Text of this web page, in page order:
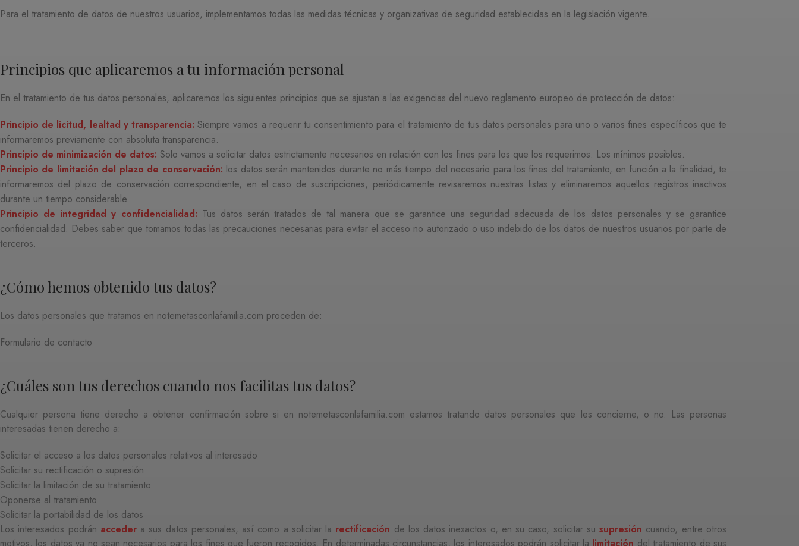
Para el tratamiento de datos de nuestros usuarios, implementamos todas las medidas técnicas y organizativas de seguridad establecidas en la legislación vigente.
Principios que aplicaremos a tu información personal
En el tratamiento de tus datos personales, aplicaremos los siguientes principios que se ajustan a las exigencias del nuevo reglamento europeo de protección de datos:
Principio de licitud, lealtad y transparencia:Siempre vamos a requerir tu consentimiento para el tratamiento de tus datos personales para uno o varios fines específicos que te
informaremos previamente con absoluta transparencia.
Principio de minimización de datos: Solo vamos a solicitar datos estrictamente necesarios en relación con los fines para los que los requerimos. Los mínimos posibles.
Principio de limitación del plazo de conservación: los datos serán mantenidos durante no más tiempo del necesario para los fines del tratamiento, en función a la finalidad, te
informaremos del plazo de conservación correspondiente, en el caso de suscripciones, periódicamente revisaremos nuestras listas y eliminaremos aquellos registros inactivos
durante un tiempo considerable.
Principio de integridad y confidencialidad: Tus datos serán tratados de tal manera que se garantice una seguridad adecuada de los datos personales y se garantice
confidencialidad. Debes saber que tomamos todas las precauciones necesarias para evitar el acceso no autorizado o uso indebido de los datos de nuestros usuarios por parte de
terceros.
¿Cómo hemos obtenido tus datos?
Los datos personales que tratamos en notemetasconlafamilia.com proceden de:
Formulario de contacto
¿Cuáles son tus derechos cuando nos facilitas tus datos?
Cualquier persona tiene derecho a obtener confirmación sobre si en notemetasconlafamilia.com estamos tratando datos personales que les concierne, o no. Las personas
interesadas tienen derecho a:
Solicitar el acceso a los datos personales relativos al interesado
Solicitar su rectificación o supresión
Solicitar la limitación de su tratamiento
Oponerse al tratamiento
Solicitar la portabilidad de los datos
Los interesados podrán accedera sus datos personales, así como a solicitar la rectificación de los datos inexactos o, en su caso, solicitar susupresión cuando, entre otros